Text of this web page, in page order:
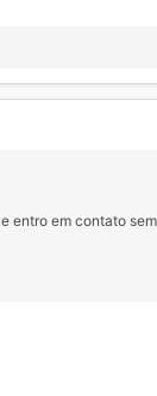
entro em contato